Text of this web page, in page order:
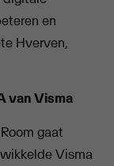
en
Hverven,
van Visma
gaat
Visma